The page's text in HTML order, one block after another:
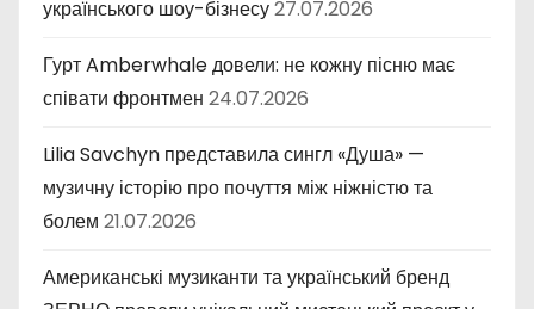
українського шоу-бізнесу27.07.2026
Гурт Amberwhale довели: не кожну пісню має
співати фронтмен 24.07.2026
Lilia Savchyn представила сингл «Душа» —
музичну історію про почуття між ніжністю та
болем 21.07.2026
Американські музиканти та український бренд